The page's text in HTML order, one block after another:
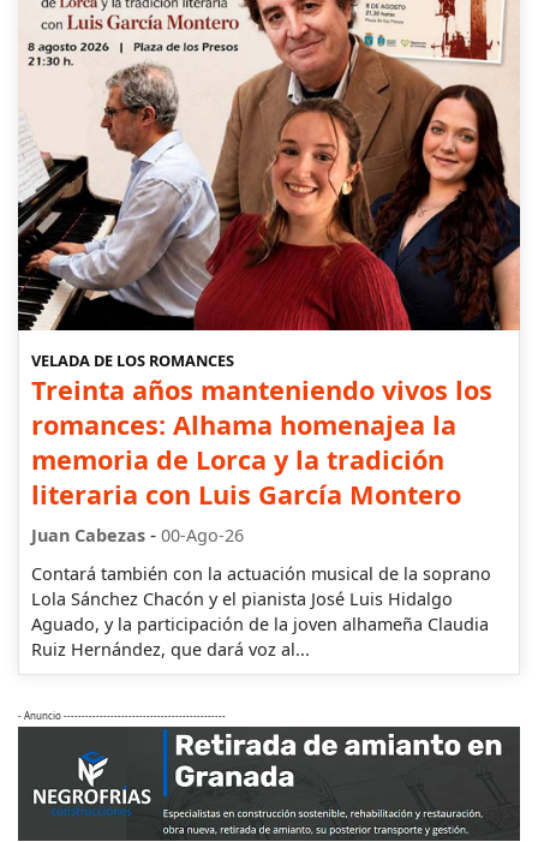
Treinta años manteniendo vivos los
romances: Alhama homenajea la
memoria de Lorca y la tradición
literaria con Luis García Montero
Juan Cabezas
Contará también con la actuación musical de la soprano
Lola Sánchez Chacón y el pianista José Luis Hidalgo
Aguado, y la participación de la joven alhameña Claudia
Ruiz Hernández, que dará voz al...